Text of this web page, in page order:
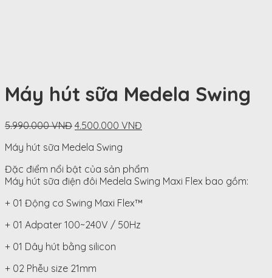
Máy hút sữa Medela Swing
5.990.000VNĐ Original
was:
VNĐ.
4.500.000 VNĐ
VNĐ.
Máy hút sữa Medela Swing
Đặc điểm nổi bật của sản phẩm
Máy hút sữa điện đôi Medela Swing Maxi Flex bao gồm:
+ 01 Động cơ Swing Maxi Flex™
+ 01 Adpater 100~240V / 50Hz
+ 01 Dây hút bằng silicon
+ 02 Phễu size 21mm